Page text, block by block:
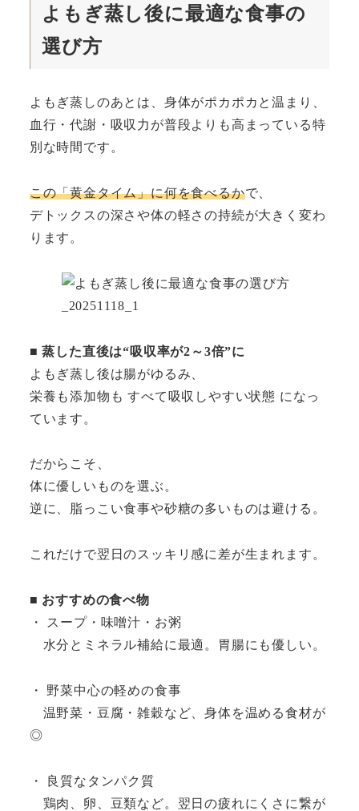
よもぎ蒸し後に最適な食事の
選び方
よもぎ蒸しのあとは、身体がポカポカと温まり、
血行・代謝・吸収力が普段よりも高まっている特
別な時間です。
この「黄金タイム」に何を食べるかで、
デトックスの深さや体の軽さの持続が大きく変わ
ります。
■蒸した直後は“吸収率が2～3倍”に
よもぎ蒸し後は腸がゆるみ、
栄養も添加物も すべて吸収しやすい状態 になっ
ています。
だからこそ、
体に優しいものを選ぶ。
逆に、脂っこい食事や砂糖の多いものは避ける。
これだけで翌日のスッキリ感に差が生まれます。
■ おすすめの食べ物
・ スープ・味噌汁・お粥
水分とミネラル補給に最適。胃腸にも優しい。
・ 野菜中心の軽めの食事
温野菜・豆腐・雑穀など、身体を温める食材が
◎
・ 良質なタンパク質
鶏肉、卵、豆類など。翌日の疲れにくさに繋が